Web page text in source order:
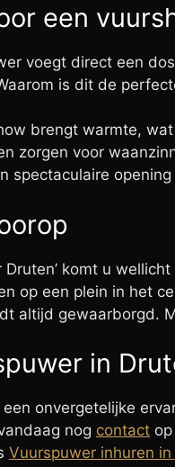
een
voegt direct een
is dit de
brengt warmte,
zorgen voor
spectaculaire
Druten’ komt u
op een plein in het
altijd gewaarborgd.
in
onvergetelijke
nog contact
Vuurspuwer inhuren